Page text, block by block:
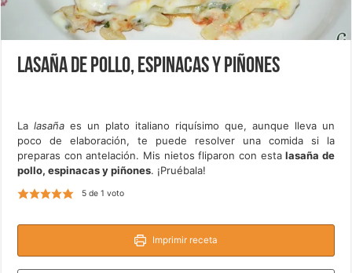
Lasaña de pollo, espinacas y piñones
Lalasañaes un plato italiano riquísimo que, aunque lleva un
poco de elaboración, te puede resolver una comida si la
preparas con antelación. Mis nietos fliparon con estalasaña de
pollo, espinacas y piñones. ¡Pruébala!
5de 1 voto
Imprimir receta